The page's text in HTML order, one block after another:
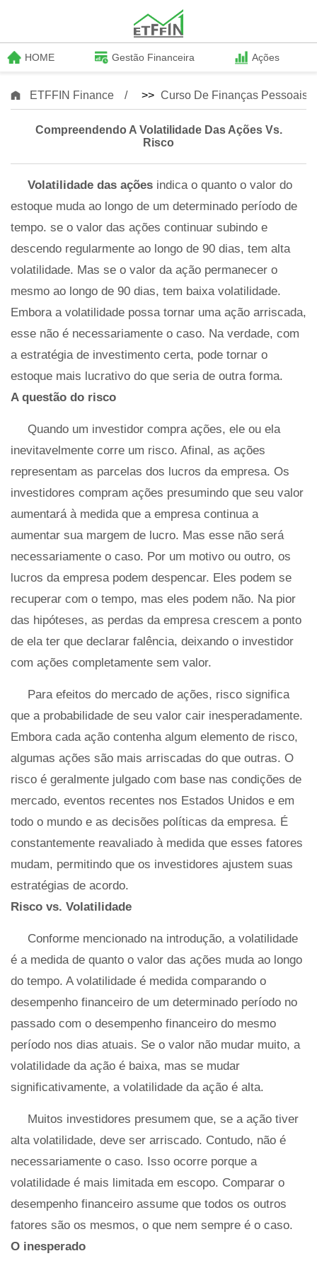
HOME Gestão Financeira Ações
ETFFIN Finance >> Curso De Finanças Pessoais
Compreendendo A Volatilidade Das Ações Vs.
Risco
Volatilidade das ações indica o quanto o valor do
estoque muda ao longo de um determinado período de
tempo. se o valor das ações continuar subindo e
descendo regularmente ao longo de 90 dias, tem alta
volatilidade. Mas se o valor da ação permanecer o
mesmo ao longo de 90 dias, tem baixa volatilidade.
Embora a volatilidade possa tornar uma ação arriscada,
esse não é necessariamente o caso. Na verdade, com
a estratégia de investimento certa, pode tornar o
estoque mais lucrativo do que seria de outra forma.
A questão do risco
Quando um investidor compra ações, ele ou ela
inevitavelmente corre um risco. Afinal, as ações
representam as parcelas dos lucros da empresa. Os
investidores compram ações presumindo que seu valor
aumentará à medida que a empresa continua a
aumentar sua margem de lucro. Mas esse não será
necessariamente o caso. Por um motivo ou outro, os
lucros da empresa podem despencar. Eles podem se
recuperar com o tempo, mas eles podem não. Na pior
das hipóteses, as perdas da empresa crescem a ponto
de ela ter que declarar falência, deixando o investidor
com ações completamente sem valor.
Para efeitos do mercado de ações, risco significa
que a probabilidade de seu valor cair inesperadamente.
Embora cada ação contenha algum elemento de risco,
algumas ações são mais arriscadas do que outras. O
risco é geralmente julgado com base nas condições de
mercado, eventos recentes nos Estados Unidos e em
todo o mundo e as decisões políticas da empresa. É
constantemente reavaliado à medida que esses fatores
mudam, permitindo que os investidores ajustem suas
estratégias de acordo.
Risco vs. Volatilidade
Conforme mencionado na introdução, a volatilidade
é a medida de quanto o valor das ações muda ao longo
do tempo. A volatilidade é medida comparando o
desempenho financeiro de um determinado período no
passado com o desempenho financeiro do mesmo
período nos dias atuais. Se o valor não mudar muito, a
volatilidade da ação é baixa, mas se mudar
significativamente, a volatilidade da ação é alta.
Muitos investidores presumem que, se a ação tiver
alta volatilidade, deve ser arriscado. Contudo, não é
necessariamente o caso. Isso ocorre porque a
volatilidade é mais limitada em escopo. Comparar o
desempenho financeiro assume que todos os outros
fatores são os mesmos, o que nem sempre é o caso.
O inesperado